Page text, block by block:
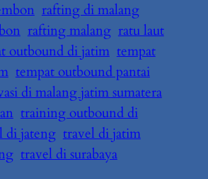
rafting di malang
rafting malang ratu laut
outbound di jatim tempat
tempat outbound pantai
di malang jatim sumatera
training outbound di
di jateng travel di jatim
travel di surabaya